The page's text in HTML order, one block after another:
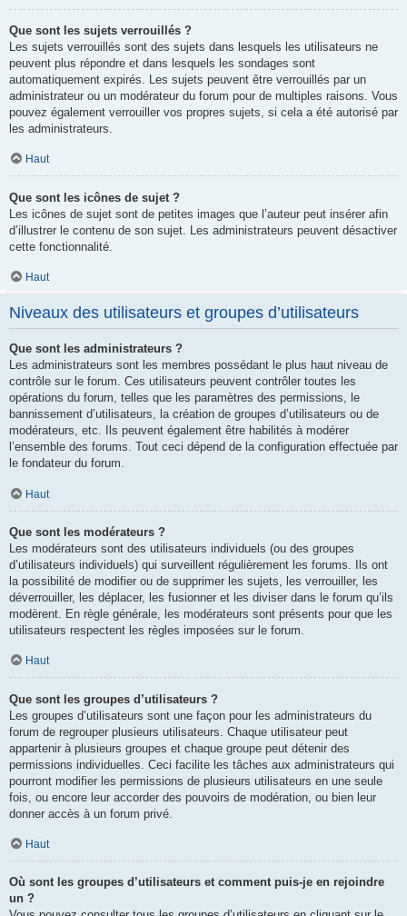
Que sont les sujets verrouillés ?
Les sujets verrouillés sont des sujets dans lesquels les utilisateurs ne
peuvent plus répondre et dans lesquels les sondages sont
automatiquement expirés. Les sujets peuvent être verrouillés par un
administrateur ou un modérateur du forum pour de multiples raisons. Vous
pouvez également verrouiller vos propres sujets, si cela a été autorisé par
les administrateurs.
Haut
Que sont les icônes de sujet ?
Les icônes de sujet sont de petites images que l’auteur peut insérer afin
d’illustrer le contenu de son sujet. Les administrateurs peuvent désactiver
cette fonctionnalité.
Haut
Niveaux des utilisateurs et groupes d’utilisateurs
Que sont les administrateurs ?
Les administrateurs sont les membres possédant le plus haut niveau de
contrôle sur le forum. Ces utilisateurs peuvent contrôler toutes les
opérations du forum, telles que les paramètres des permissions, le
bannissement d’utilisateurs, la création de groupes d’utilisateurs ou de
modérateurs, etc. Ils peuvent également être habilités à modérer
l’ensemble des forums. Tout ceci dépend de la configuration effectuée par
le fondateur du forum.
Haut
Que sont les modérateurs ?
Les modérateurs sont des utilisateurs individuels (ou des groupes
d’utilisateurs individuels) qui surveillent régulièrement les forums. Ils ont
la possibilité de modifier ou de supprimer les sujets, les verrouiller, les
déverrouiller, les déplacer, les fusionner et les diviser dans le forum qu’ils
modèrent. En règle générale, les modérateurs sont présents pour que les
utilisateurs respectent les règles imposées sur le forum.
Haut
Que sont les groupes d’utilisateurs ?
Les groupes d’utilisateurs sont une façon pour les administrateurs du
forum de regrouper plusieurs utilisateurs. Chaque utilisateur peut
appartenir à plusieurs groupes et chaque groupe peut détenir des
permissions individuelles. Ceci facilite les tâches aux administrateurs qui
pourront modifier les permissions de plusieurs utilisateurs en une seule
fois, ou encore leur accorder des pouvoirs de modération, ou bien leur
donner accès à un forum privé.
Haut
Où sont les groupes d’utilisateurs et comment puis-je en rejoindre
un ?